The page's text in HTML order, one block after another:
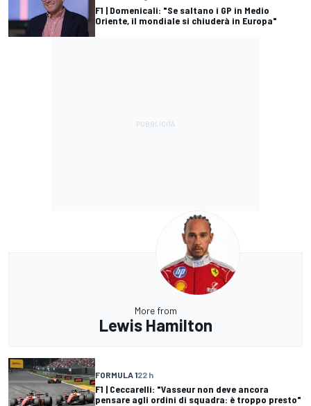
F1 | Domenicali: "Se saltano i GP in Medio
Oriente, il mondiale si chiuderà in Europa"
More from
Lewis Hamilton
FORMULA 122 h
F1 | Ceccarelli: "Vasseur non deve ancora
pensare agli ordini di squadra: è troppo presto"